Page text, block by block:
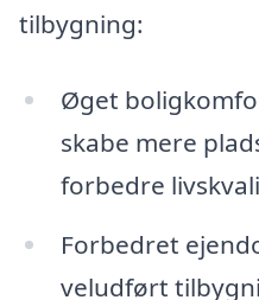
tilbygning:
Øget
skabe mere
forbedre
Forbedret
veludført